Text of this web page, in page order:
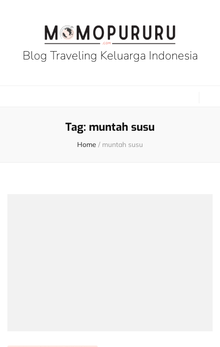
Blog Traveling Keluarga Indonesia
Tag: muntah susu
Home / muntah susu